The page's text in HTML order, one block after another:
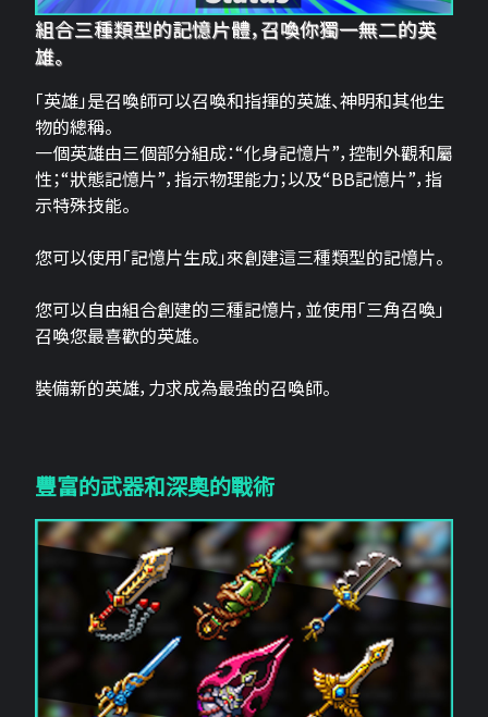
組合三種類型的記憶片體，召喚你獨一無二的英
雄。
「英雄」是召喚師可以召喚和指揮的英雄、神明和其他生
物的總稱。
一個英雄由三個部分組成：“化身記憶片”，控制外觀和屬
性；“狀態記憶片”，指示物理能力；以及“BB記憶片”，指
示特殊技能。
您可以使用「記憶片生成」來創建這三​​種類型的記憶片。
您可以自由組合創建的三種記憶片，並使用「三角召喚」
召喚您最喜歡的英雄。
裝備新的英雄，力求成為最強的召喚師。
豐富的武器和深奧的戰術